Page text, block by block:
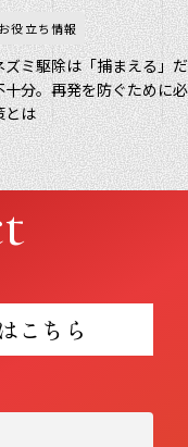
お役立ち情報
ズミ駆除は「捕まえる」
十分。再発を防ぐために
とは
こちら